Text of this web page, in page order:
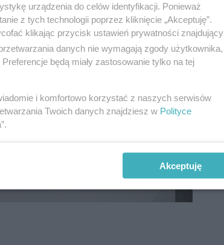
urządzenia do celów identyfikacji. Ponieważ
z tych technologii poprzez kliknięcie „Akceptuję”.
klikając przycisk ustawień prywatności znajdujący
danych nie wymagają zgody użytkownika,
będą miały zastosowanie tylko na tej
i komfortowo korzystać z naszych serwisów
Twoich danych znajdziesz w Polityce
Akceptuję